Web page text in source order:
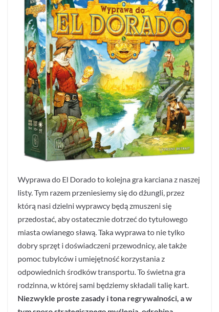
Wyprawa do El Dorado to kolejna gra karciana z naszej
listy. Tym razem przeniesiemy się do dżungli, przez
którą nasi dzielni wyprawcy będą zmuszeni się
przedostać, aby ostatecznie dotrzeć do tytułowego
miasta owianego sławą. Taka wyprawa to nie tylko
dobry sprzęt i doświadczeni przewodnicy, ale także
pomoc tubylców i umiejętność korzystania z
odpowiednich środków transportu. To świetna gra
rodzinna, w której sami będziemy składali talię kart.
Niezwykle proste zasady i tona regrywalności, a w